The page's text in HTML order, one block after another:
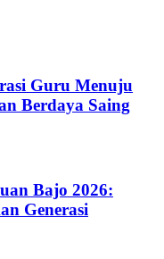
Guru Menuju
Berdaya Saing
Bajo 2026:
Generasi